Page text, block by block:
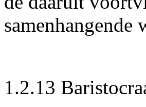
samenhangende
1.2.13